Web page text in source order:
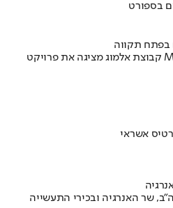
בספורט
בפתח תקווה
קבוצת אלמוג מציגה את פרויקט MALA: מגדלי הפרימיום האחרונים
שר האנרגיה ובכירי התעשייה